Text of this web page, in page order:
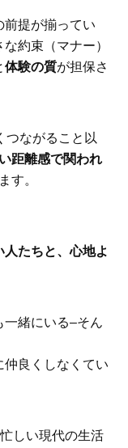
前提が揃ってい
約束（マナー）
体験の質が担保さ
つながること以
距離感で関われ
す。
たちと、心地よ
緒にいる–そん
仲良くしなくてい
しい現代の生活